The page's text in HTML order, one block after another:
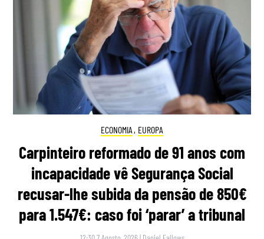
ECONOMIA , EUROPA
Carpinteiro reformado de 91 anos com
incapacidade vê Segurança Social
recusar-lhe subida da pensão de 850€
para 1.547€: caso foi ‘parar’ a tribunal